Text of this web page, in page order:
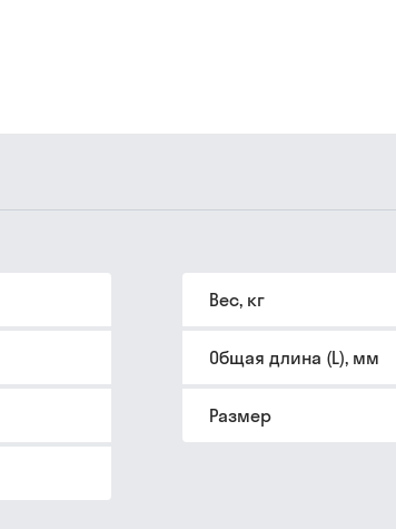
Вес, кг
Общая длина (L), мм
Размер